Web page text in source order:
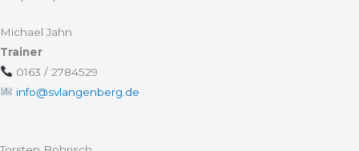
Michael Jahn
Trainer
0163 / 2784529
info@svlangenberg.de